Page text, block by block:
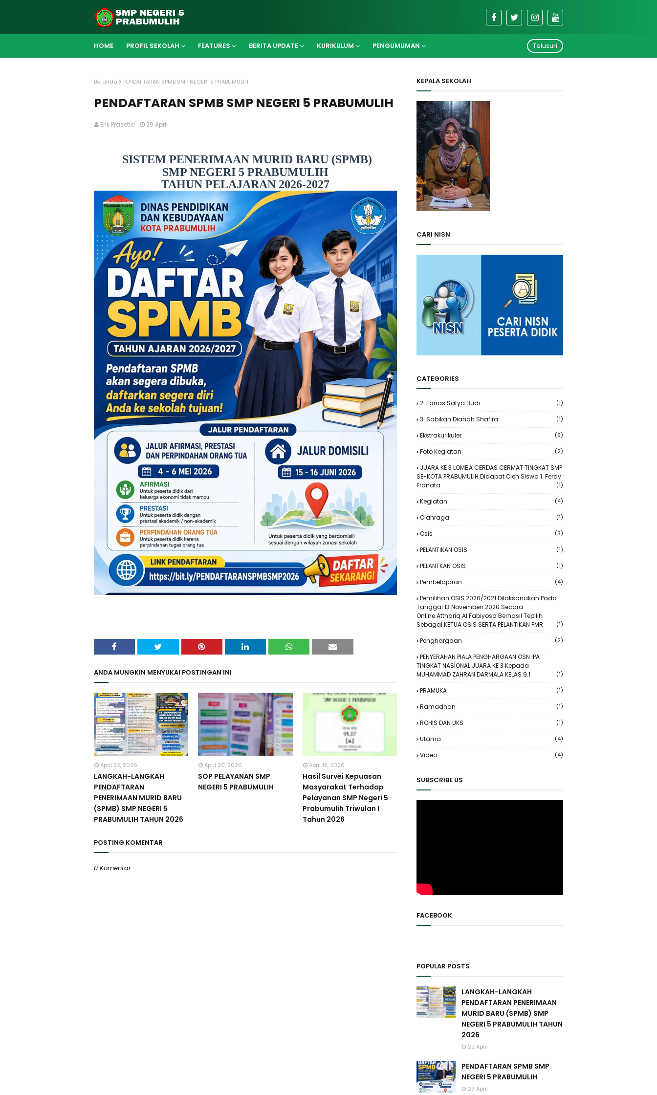
HOME PROFIL SEKOLAH FEATURES BERITA UPDATE KURIKULUM PENGUMUMAN Telusuri
Beranda PENDAFTARAN SPMB SMP NEGERI 5 PRABUMULIH
PENDAFTARAN SPMB SMP NEGERI 5 PRABUMULIH
Erik Prasetia 29 April
SISTEM PENERIMAAN MURID BARU (SPMB)
SMP NEGERI 5 PRABUMULIH
TAHUN PELAJARAN 2026-2027
ANDA MUNGKIN MENYUKAI POSTINGAN INI
April 22, 2026
LANGKAH-LANGKAH
PENDAFTARAN
PENERIMAAN MURID BARU
(SPMB) SMP NEGERI 5
PRABUMULIH TAHUN 2026
April 20, 2026
SOP PELAYANAN SMP
NEGERI 5 PRABUMULIH
April 19, 2026
Hasil Survei Kepuasan
Masyarakat Terhadap
Pelayanan SMP Negeri 5
Prabumulih Triwulan I
Tahun 2026
POSTING KOMENTAR
0 Komentar
KEPALA SEKOLAH
CARI NISN
CATEGORIES
2. Farras Satya Budi (1)
3. Sabikah Dianah Shafira (1)
Ekstrakurikuler (5)
Foto Kegiatan (2)
JUARA KE 3 LOMBA CERDAS CERMAT TINGKAT SMP
SE-KOTA PRABUMULIH Didapat Oleh Siswa 1. Ferdy
Franata
(1)
Kegiatan (4)
Olahraga (1)
Osis (3)
PELANTIKAN OSIS (1)
PELANTKAN OSIS (1)
Pembelajaran (4)
Pemilihan OSIS 2020/2021 Dilaksanakan Pada
Tanggal 13 Novemberr 2020 Secara
Online.Atthariq Al Fabiyosa Berhasil Tepilih
Sebagai KETUA OSIS SERTA PELANTIKAN PMR
(1)
Penghargaan (2)
PENYERAHAN PIALA PENGHARGAAN OSN IPA
TINGKAT NASIONAL JUARA KE 3 Kepada
MUHAMMAD ZAHRAN DARMALA KELAS 9.1
(1)
PRAMUKA (1)
Ramadhan (1)
ROHIS DAN UKS (1)
Utama (4)
Video (4)
SUBSCRIBE US
FACEBOOK
POPULAR POSTS
LANGKAH-LANGKAH
PENDAFTARAN PENERIMAAN
MURID BARU (SPMB) SMP
NEGERI 5 PRABUMULIH TAHUN
2026
22 April
PENDAFTARAN SPMB SMP
NEGERI 5 PRABUMULIH
29 April